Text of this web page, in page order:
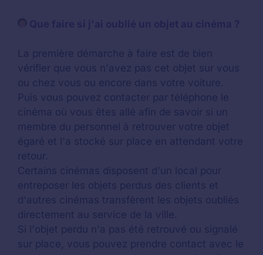
La première démarche à faire est de bien
vérifier que vous n'avez pas cet objet sur vous
ou chez vous ou encore dans votre voiture.
Puis vous pouvez contacter par téléphone le
cinéma où vous êtes allé afin de savoir si un
membre du personnel à retrouver votre objet
égaré et l'a stocké sur place en attendant votre
retour.
Certains cinémas disposent d'un local pour
entreposer les objets perdus des clients et
d'autres cinémas transfèrent les objets oubliés
directement au service de la ville.
Si l'objet perdu n'a pas été retrouvé ou signalé
sur place, vous pouvez prendre contact avec le